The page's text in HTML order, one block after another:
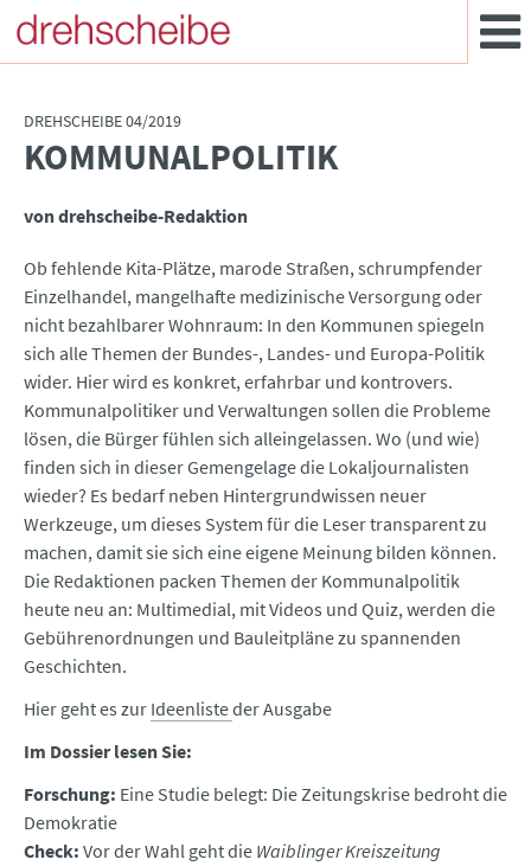
DREHSCHEIBE 04/2019
:KOMMUNALPOLITIK
von drehscheibe-Redaktion
Ob fehlende Kita-Plätze, marode Straßen, schrumpfender
Einzelhandel, mangelhafte medizinische Versorgung oder
nicht bezahlbarer Wohnraum: In den Kommunen spiegeln
sich alle Themen der Bundes-, Landes- und Europa-Politik
wider. Hier wird es konkret, erfahrbar und kontrovers.
Kommunalpolitiker und Verwaltungen sollen die Probleme
lösen, die Bürger fühlen sich alleingelassen. Wo (und wie)
finden sich in dieser Gemengelage die Lokaljournalisten
wieder? Es bedarf neben Hintergrundwissen neuer
Werkzeuge, um dieses System für die Leser transparent zu
machen, damit sie sich eine eigene Meinung bilden können.
Die Redaktionen packen Themen der Kommunalpolitik
heute neu an: Multimedial, mit Videos und Quiz, werden die
Gebührenordnungen und Bauleitpläne zu spannenden
Geschichten.
Hier geht es zur Ideenlisteder Ausgabe
Im Dossier lesen Sie:
Forschung: Eine Studie belegt: Die Zeitungskrise bedroht die
Demokratie
Check: Vor der Wahl geht die Waiblinger Kreiszeitung